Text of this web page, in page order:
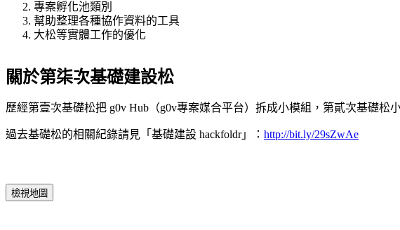
專案孵化池類別
幫助整理各種協作資料的工具
大松等實體工作的優化
關於第柒次基礎建設松
歷經第壹次基礎松把 g0v Hub（g0v專案媒合平台）拆成小模組，第貳次基礎
過去基礎松的相關紀錄請見「基礎建設 hackfoldr」： http://bit.ly/29sZwAe
檢視地圖